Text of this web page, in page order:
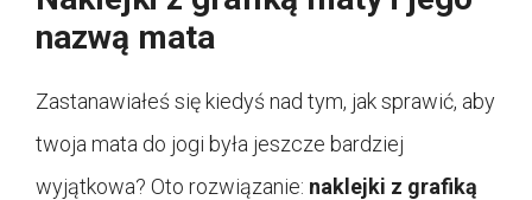
nazwą mata
Zastanawiałeś się kiedyś nad tym, jak sprawić, aby
twoja mata do jogi była jeszcze bardziej
wyjątkowa? Oto rozwiązanie: naklejki z grafiką